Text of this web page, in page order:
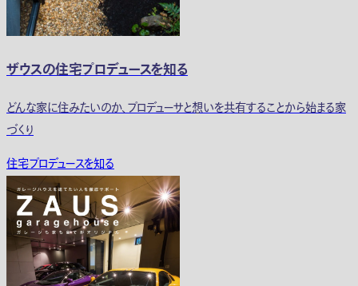
ザウスの住宅プロデュースを知る
どんな家に住みたいのか、プロデューサと想いを共有することから始まる家
づくり
住宅プロデュースを知る